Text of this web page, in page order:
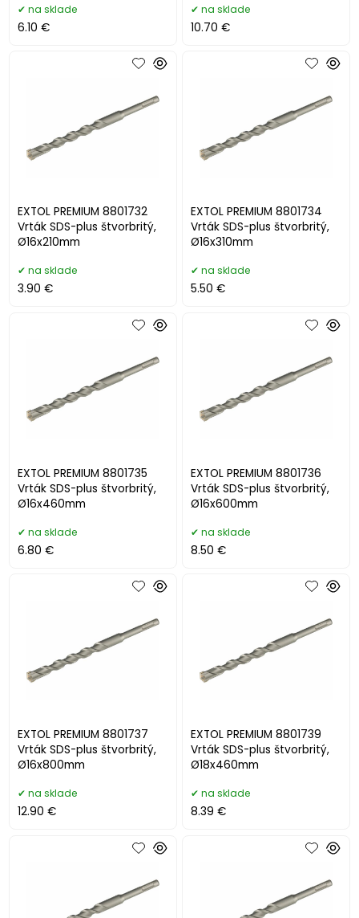
na sklade
6.10 €
na sklade
10.70 €
EXTOL PREMIUM 8801732
Vrták SDS-plus štvorbritý,
Ø16x210mm
na sklade
3.90 €
EXTOL PREMIUM 8801734
Vrták SDS-plus štvorbritý,
Ø16x310mm
na sklade
5.50 €
EXTOL PREMIUM 8801735
Vrták SDS-plus štvorbritý,
Ø16x460mm
na sklade
6.80 €
EXTOL PREMIUM 8801736
Vrták SDS-plus štvorbritý,
Ø16x600mm
na sklade
8.50 €
EXTOL PREMIUM 8801737
Vrták SDS-plus štvorbritý,
Ø16x800mm
na sklade
12.90 €
EXTOL PREMIUM 8801739
Vrták SDS-plus štvorbritý,
Ø18x460mm
na sklade
8.39 €